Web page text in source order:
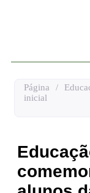
Página
inicial
/